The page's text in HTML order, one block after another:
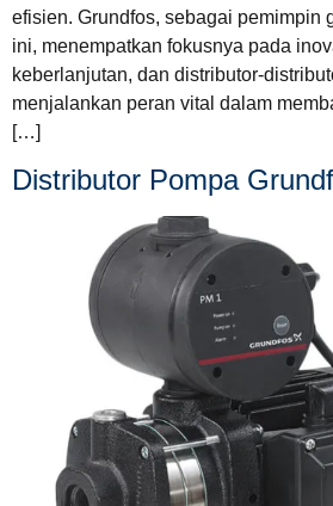
efisien. Grundfos, sebagai pemimpin
ini, menempatkan fokusnya pada
keberlanjutan, dan distributor-
menjalankan peran vital dalam
[…]
Distributor Pompa